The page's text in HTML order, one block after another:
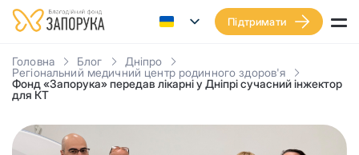
Підтримати
Головна Блог
Дніпро
Регіональний медичний центр родинного здоров'я
Фонд «Запорука» передав лікарні у Дніпрі сучасний інжектор
для КT